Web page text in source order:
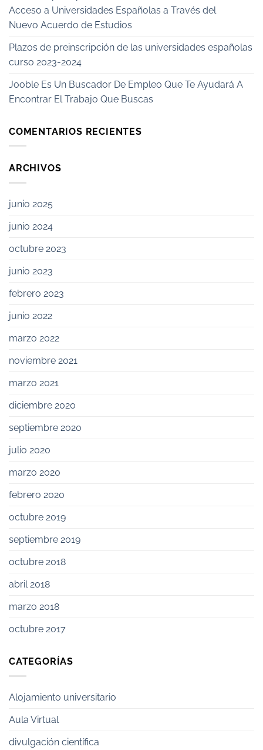
Acceso a Universidades Españolas a Través del
Nuevo Acuerdo de Estudios
Plazos de preinscripción de las universidades españolas
curso 2023-2024
Jooble Es Un Buscador De Empleo Que Te Ayudará A
Encontrar El Trabajo Que Buscas
COMENTARIOS RECIENTES
ARCHIVOS
junio 2025
junio 2024
octubre 2023
junio 2023
febrero 2023
junio 2022
marzo 2022
noviembre 2021
marzo 2021
diciembre 2020
septiembre 2020
julio 2020
marzo 2020
febrero 2020
octubre 2019
septiembre 2019
octubre 2018
abril 2018
marzo 2018
octubre 2017
CATEGORÍAS
Alojamiento universitario
Aula Virtual
divulgación científica